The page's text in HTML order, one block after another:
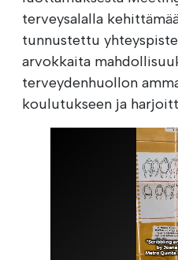
terveysalalla
tunnustettu
arvokkaita
terveydenhuollon
koulutukseen ja